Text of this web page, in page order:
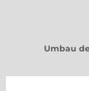
Umbau